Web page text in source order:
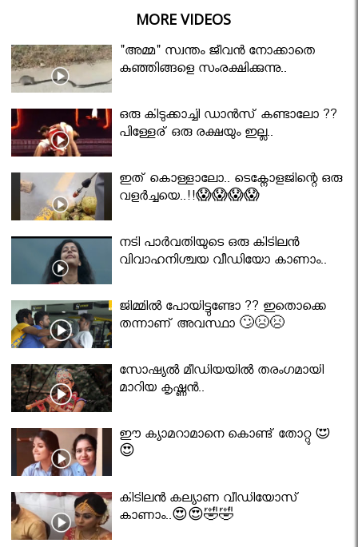
MORE VIDEOS
"അമ്മ" സ്വന്തം ജീവൻ നോക്കാതെ
കുഞ്ഞിങ്ങളെ സംരക്ഷിക്കുന്നു..
ഒരു കിടുക്കാച്ചി ഡാൻസ് കണ്ടാലോ ??
പിള്ളേര് ഒരു രക്ഷയും ഇല്ല..
ഇത് കൊള്ളാലോ.. ടെക്നോളജിന്റെ ഒരു
വളർച്ചയെ..!!😱😱😱😱
നടി പാർവതിയുടെ ഒരു കിടിലൻ
വിവാഹനിശ്ചയ വീഡിയോ കാണാം..
ജിമ്മിൽ പോയിട്ടുണ്ടോ ?? ഇതൊക്കെ
തന്നാണ് അവസ്ഥാ 🙄😣😣
സോഷ്യൽ മീഡിയയിൽ തരംഗമായി
മാറിയ കൃഷ്ണൻ..
ഈ ക്യാമറാമാനെ കൊണ്ട് തോറ്റു 😍
😍
കിടിലൻ കല്യാണ വീഡിയോസ്
കാണാം..😍😍🤣🤣